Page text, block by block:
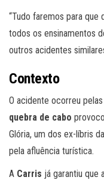
“Tudo faremos para
todos os ensinamentos
outros acidentes
Contexto
O acidente ocorreu
quebra de cabo
Glória, um dos ex-líbris
pela afluência turística.
A Carris já garantiu que